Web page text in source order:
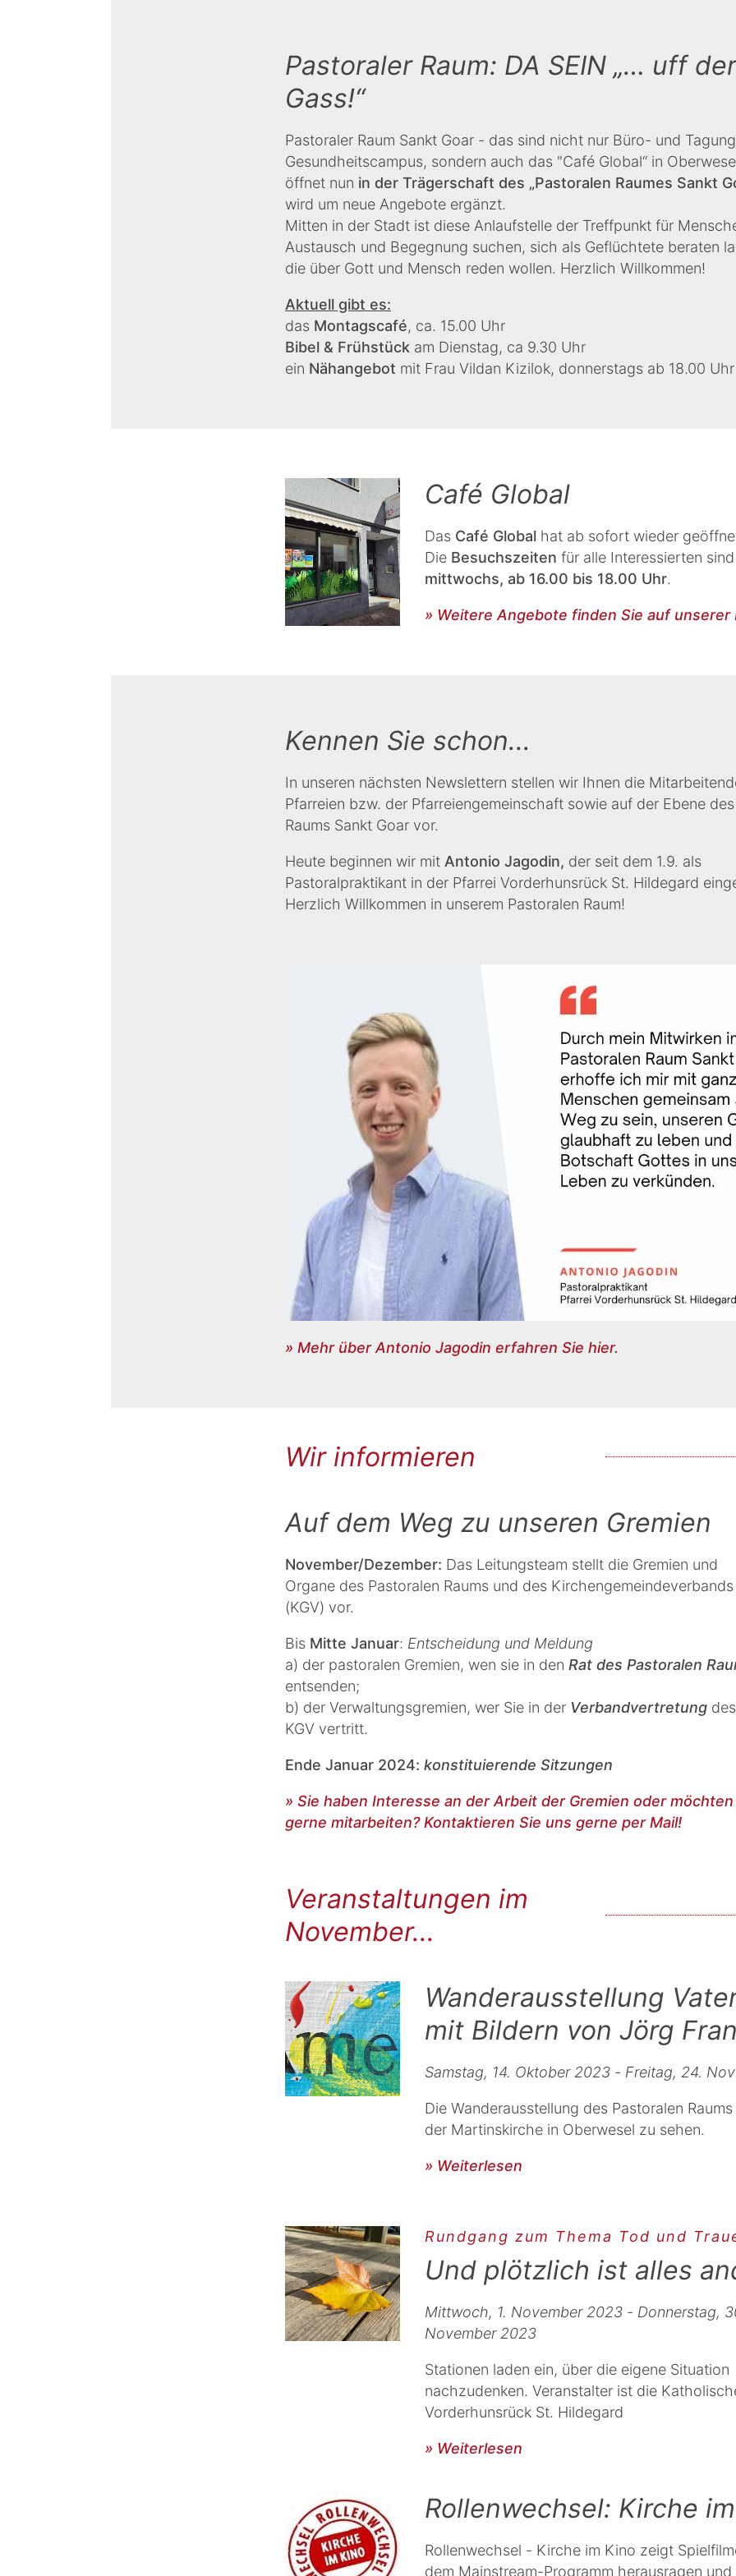
Pastoraler Raum: DA SEIN „… uff der
Gass!“
Pastoraler Raum Sankt Goar - das sind nicht nur Büro- und
Gesundheitscampus, sondern auch das "Café Global“ in
öffnet nun in der Trägerschaft des „Pastoralen Raumes Sankt
wird um neue Angebote ergänzt.
Mitten in der Stadt ist diese Anlaufstelle der Treffpunkt für
Austausch und Begegnung suchen, sich als Geflüchtete beraten
die über Gott und Mensch reden wollen. Herzlich Willkommen!
Aktuell gibt es:
das Montagscafé, ca. 15.00 Uhr
Bibel & Frühstück am Dienstag, ca 9.30 Uhr
ein Nähangebot mit Frau Vildan Kizilok, donnerstags ab 18.00 Uhr
Café Global
Das Café Global hat ab sofort wieder
Die Besuchszeiten für alle Interessierten
mittwochs, ab 16.00 bis 18.00 Uhr.
» Weitere Angebote finden Sie auf unserer
Kennen Sie schon...
In unseren nächsten Newslettern stellen wir Ihnen die
Pfarreien bzw. der Pfarreiengemeinschaft sowie auf der Ebene
Raums Sankt Goar vor.
Heute beginnen wir mit Antonio Jagodin, der seit dem 1.9. als
Pastoralpraktikant in der Pfarrei Vorderhunsrück St. Hildegard
Herzlich Willkommen in unserem Pastoralen Raum!
» Mehr über Antonio Jagodin erfahren Sie hier.
Wir informieren
Auf dem Weg zu unseren Gremien
November/Dezember: Das Leitungsteam stellt die Gremien und
Organe des Pastoralen Raums und des Kirchengemeindeverbands
(KGV) vor.
Bis Mitte Januar: Entscheidung und Meldung
a) der pastoralen Gremien, wen sie in den Rat des Pastoralen
entsenden;
b) der Verwaltungsgremien, wer Sie in der Verbandvertretung des
KGV vertritt.
Ende Januar 2024: konstituierende Sitzungen
» Sie haben Interesse an der Arbeit der Gremien oder möchten
gerne mitarbeiten? Kontaktieren Sie uns gerne per Mail!
Veranstaltungen im
November...
Wanderausstellung
mit Bildern von Jörg
Samstag, 14. Oktober 2023 - Freitag, 24.
Die Wanderausstellung des Pastoralen
der Martinskirche in Oberwesel zu sehen.
» Weiterlesen
Rundgang zum Thema Tod und
Und plötzlich ist alles
Mittwoch, 1. November 2023 - Donnerstag,
November 2023
Stationen laden ein, über die eigene Situation
nachzudenken. Veranstalter ist die
Vorderhunsrück St. Hildegard
» Weiterlesen
Rollenwechsel: Kirche
Rollenwechsel - Kirche im Kino zeigt
dem Mainstream-Programm herausragen und